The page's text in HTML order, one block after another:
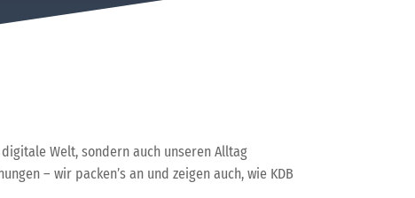
Welt, sondern auch unseren Alltag
– wir packen’s an und zeigen auch, wie KDB